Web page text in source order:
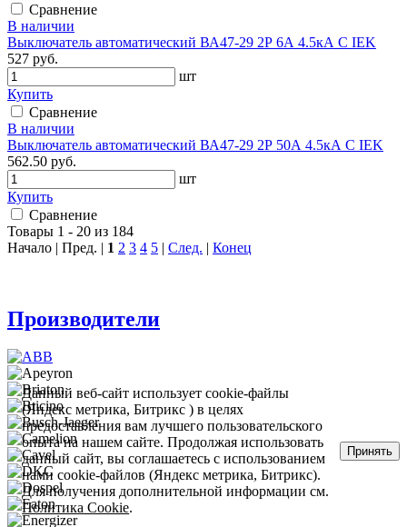
Сравнение
В наличии
Выключатель автоматический ВА47-29 2Р 6А 4.5кА С IEK
527 руб.
шт
Купить
Сравнение
В наличии
Выключатель автоматический ВА47-29 2Р 50А 4.5кА С IEK
562.50 руб.
шт
Купить
Сравнение
Товары 1 - 20 из 184
Начало | Пред. | 1 2 3 4 5 | След. | Конец
Производители
Данный веб-сайт использует cookie-файлы
(Яндекс метрика, Битрикс ) в целях
предоставления вам лучшего пользовательского
опыта на нашем сайте. Продолжая использовать
данный сайт, вы соглашаетесь с использованием
нами cookie-файлов (Яндекс метрика, Битрикс).
Для получения дополнительной информации см.
Политика Cookie.
Принять